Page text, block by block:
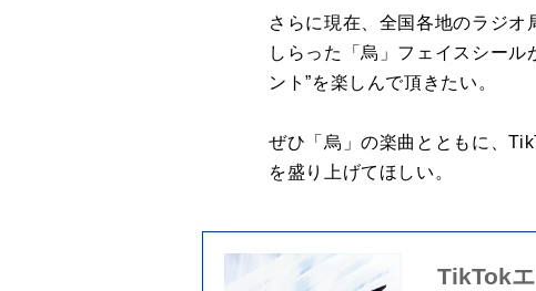
さらに現在、全国各地のラジ
しらった「烏」フェイスシー
ント”を楽しんで頂きたい。
ぜひ「烏」の楽曲とともに、
を盛り上げてほしい。
TikTok